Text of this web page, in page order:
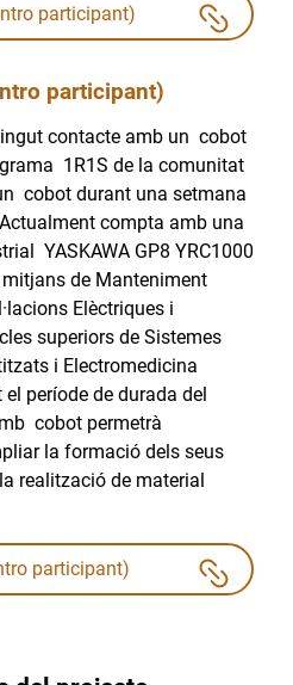
participant)
participant)
contacte amb un cobot
1R1S de la comunitat
cobot durant una setmana
compta amb una
YASKAWA GP8 YRC1000
de Manteniment
Elèctriques i
superiors de Sistemes
i Electromedicina
període de durada del
cobot permetrà
la formació dels seus
realització de material
participant)